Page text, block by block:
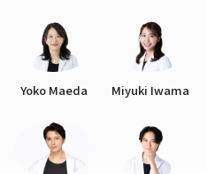
Yoko Maeda Miyuki Iwama